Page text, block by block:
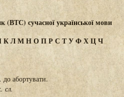
(ВТС) сучасної української мови
КЛМНОПР СТУФХЦЧ
абортувати.
сл.